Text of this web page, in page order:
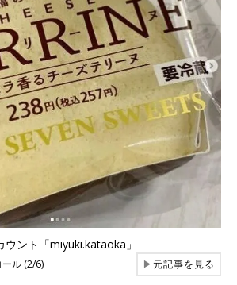
ント「miyuki.kataoka」
ル (2/6) ▶元記事を見る